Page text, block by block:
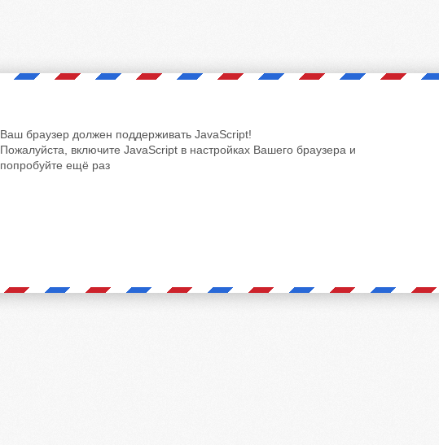
Ваш браузер должен поддерживать JavaScript!
Пожалуйста, включите JavaScript в настройках Вашего браузера и
попробуйте ещё раз